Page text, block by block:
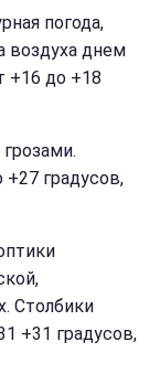
погода,
воздуха днем
+16 до +18
градусов,
Столбики
+31 градусов,